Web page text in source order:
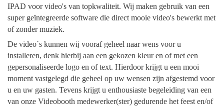
IPAD voor video's van topkwaliteit. Wij maken gebruik van een
super geïntegreerde software die direct mooie video's bewerkt met
of zonder muziek.
De video´s kunnen wij vooraf geheel naar wens voor u
installeren, denk hierbij aan een gekozen kleur en of met een
gepersonaliseerde logo en of text. Hierdoor krijgt u een mooi
moment vastgelegd die geheel op uw wensen zijn afgestemd voor
u en uw gasten. Tevens krijgt u enthousiaste begeleiding van een
van onze Videobooth medewerker(ster) gedurende het feest en/of